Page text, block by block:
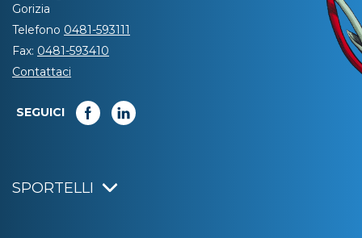
Gorizia
Telefono 0481-593111
Fax: 0481-593410
Contattaci
SEGUICI
SPORTELLI